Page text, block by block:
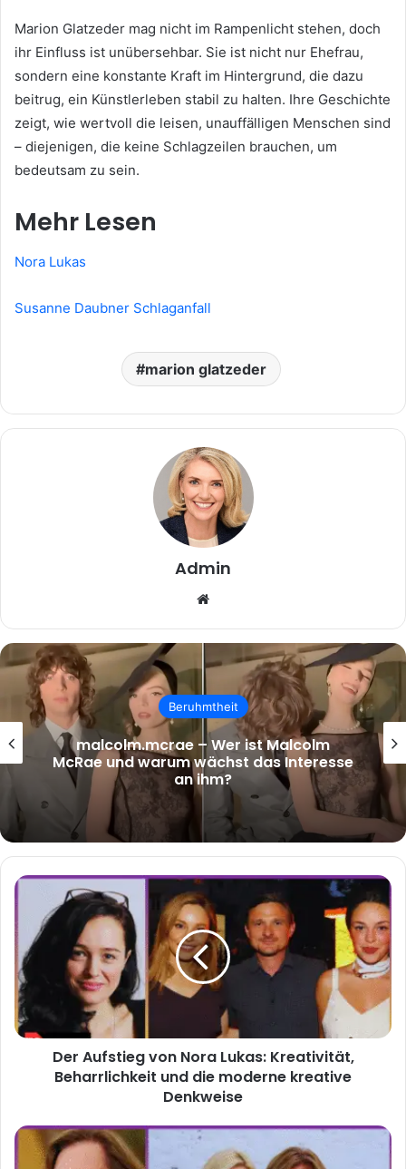
Marion Glatzeder mag nicht im Rampenlicht stehen, doch
ihr Einfluss ist unübersehbar. Sie ist nicht nur Ehefrau,
sondern eine konstante Kraft im Hintergrund, die dazu
beitrug, ein Künstlerleben stabil zu halten. Ihre Geschichte
zeigt, wie wertvoll die leisen, unauffälligen Menschen sind
– diejenigen, die keine Schlagzeilen brauchen, um
bedeutsam zu sein.
Mehr Lesen
Nora Lukas
Susanne Daubner Schlaganfall
marion glatzeder
Admin
Beruhmtheit
malcolm.mcrae – Wer ist Malcolm
McRae und warum wächst das Interesse
an ihm?
Der
Aufstieg
Nora
Lukas:
Kreativität,
Beharrlichkeit
und
die
moderne
kreative
Der Aufstieg von Nora Lukas: Kreativität,
Beharrlichkeit und die moderne kreative
Denkweise
„Jürgen
Drews